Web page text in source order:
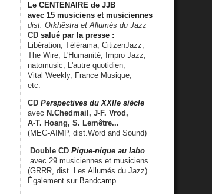
Le CENTENAIRE de JJB
avec 15 musiciens et musiciennes
dist. Orkhêstra et Allumés du Jazz
CD salué par la presse :
Libération, Télérama, CitizenJazz,
The Wire, L'Humanité, Impro Jazz,
natomusic, L'autre quotidien,
Vital Weekly, France Musique,
etc.
CD Perspectives du XXIIe siècle
avec N.Chedmail, J-F. Vrod,
A-T. Hoang, S. Lemêtre...
(MEG-AIMP, dist.Word and Sound)
Double CD Pique-nique au labo
avec 29 musiciennes et musiciens
(GRRR, dist. Les Allumés du Jazz)
Également sur Bandcamp